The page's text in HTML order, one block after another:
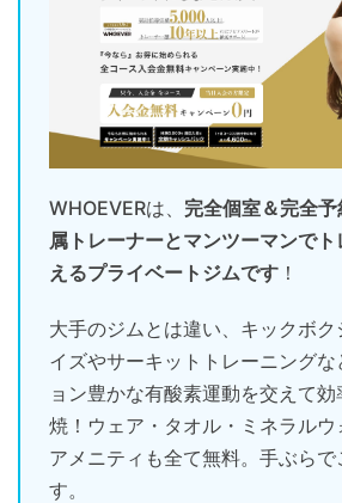
WHOEVERは、 完全個室＆完全
属トレーナーとマンツーマンで
えるプライベートジムです ！
大手のジムとは違い、キックボ
イズやサーキットトレーニング
ョン豊かな有酸素運動を交えて
焼！ウェア・タオル・ミネラル
アメニティも全て無料。手ぶらで
す。